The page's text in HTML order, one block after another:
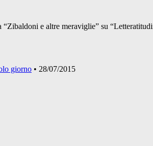
e altre meraviglie” su
giorno • 28/07/2015